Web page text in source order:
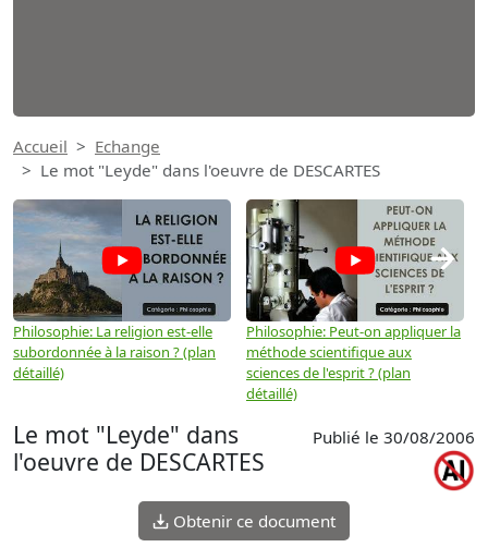
Accueil
Echange
Le mot "Leyde" dans l'oeuvre de DESCARTES
Philosophie: La religion est-elle
subordonnée à la raison ? (plan
détaillé)
Philosophie: Peut-on appliquer la
méthode scientifique aux
sciences de l'esprit ? (plan
détaillé)
→
Le mot "Leyde" dans
l'oeuvre de DESCARTES
Publié le 30/08/2006
Obtenir ce document